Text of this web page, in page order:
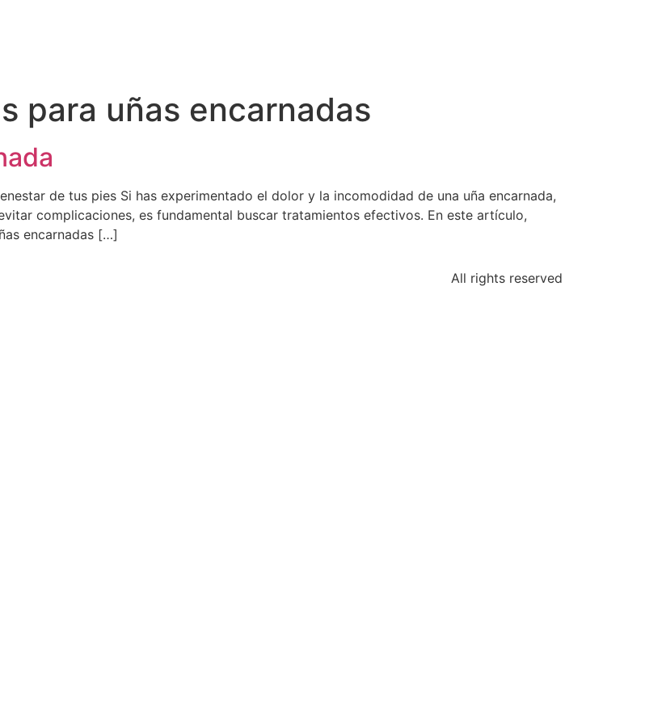
para uñas encarnadas
de tus pies Si has experimentado el dolor y la incomodidad de una uña encarnada,
complicaciones, es fundamental buscar tratamientos efectivos. En este artículo,
encarnadas […]
All rights reserved